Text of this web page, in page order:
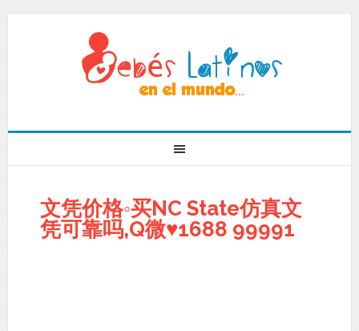
文凭价格◦买NC State仿真文
凭可靠吗,Q微♥1688 99991